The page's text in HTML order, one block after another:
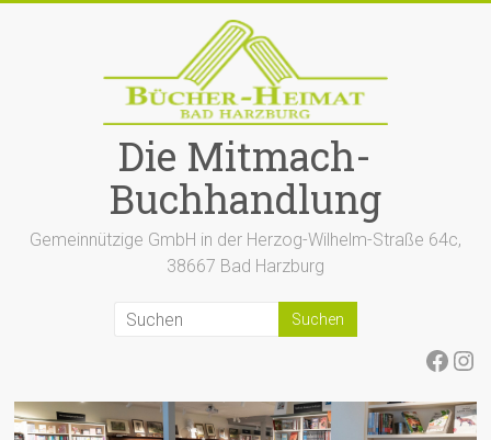
Die Mitmach-
Buchhandlung
Gemeinnützige GmbH in der Herzog-Wilhelm-Straße 64c,
38667 Bad Harzburg